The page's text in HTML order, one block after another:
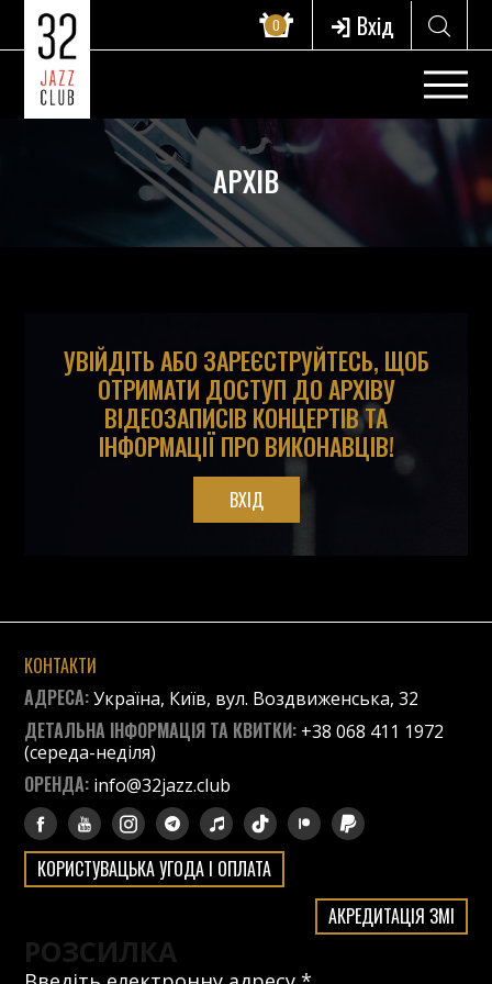
0 Вхід
АРХІВ
УВІЙДІТЬ АБО ЗАРЕЄСТРУЙТЕСЬ, ЩОБ
ОТРИМАТИ ДОСТУП ДО АРХІВУ
ВІДЕОЗАПИСІВ КОНЦЕРТІВ ТА
ІНФОРМАЦІЇ ПРО ВИКОНАВЦІВ!
ВХІД
КОНТАКТИ
АДРЕСА:Україна, Київ, вул. Воздвиженська, 32
ДЕТАЛЬНА ІНФОРМАЦІЯ ТА КВИТКИ: +38 068 411 1972
(середа-неділя)
ОРЕНДА: info@32jazz.club
КОРИСТУВАЦЬКА УГОДА І ОПЛАТА
АКРЕДИТАЦІЯ ЗМІ
РОЗСИЛКА